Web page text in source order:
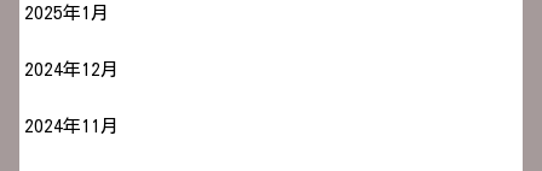
2025年1月
2024年12月
2024年11月